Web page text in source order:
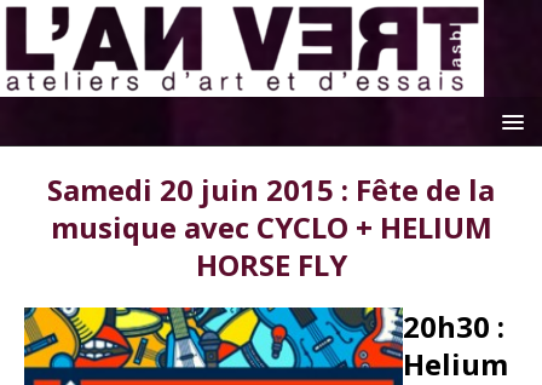
Samedi 20 juin 2015 : Fête de la
musique avec CYCLO + HELIUM
HORSE FLY
20h30 :
Helium